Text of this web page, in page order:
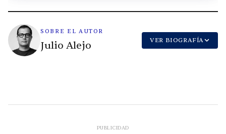
SOBRE EL AUTOR
Julio Alejo VER BIOGRAFÍA
PUBLICIDAD